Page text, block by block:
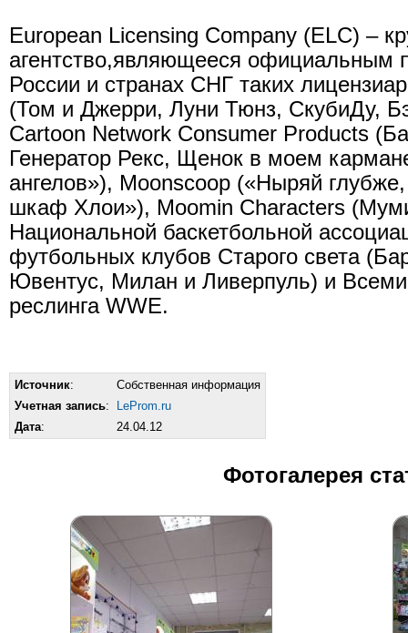
European Licensing Company (ELC) –
агентство,являющееся официальным
России и странах СНГ таких
(Том и Джерри, Луни Тюнз, СкубиДу,
Cartoon Network Consumer Products
Генератор Рекс, Щенок в моем
ангелов»), Moonscoop («Ныряй
шкаф Хлои»), Moomin Characters
Национальной баскетбольной
футбольных клубов Старого света
Ювентус, Милан и Ливерпуль) и
реслинга WWE.
Источник:
Собственная информация
Учетная запись:
LeProm.ru
Дата: 24.04.12
Фотогалерея